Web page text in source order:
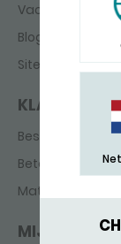
Vacatures
Blog
Sitemap
Bestellen &
Betaling
Maten
MIJN